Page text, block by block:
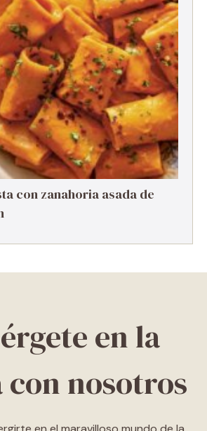
con zanahoria asada de
en la
con nosotros